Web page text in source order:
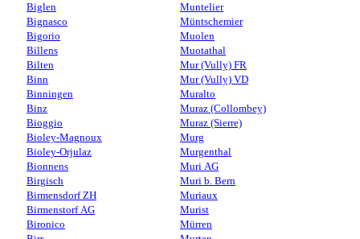
Biglen
Bignasco
Bigorio
Billens
Bilten
Binn
Binningen
Binz
Bioggio
Bioley-Magnoux
Bioley-Orjulaz
Bionnens
Birgisch
Birmensdorf ZH
Birmenstorf AG
Bironico
Muntelier
Müntschemier
Muolen
Muotathal
Mur (Vully) FR
Mur (Vully) VD
Muralto
Muraz (Collombey)
Muraz (Sierre)
Murg
Murgenthal
Muri AG
Muri b. Bern
Muriaux
Murist
Mürren